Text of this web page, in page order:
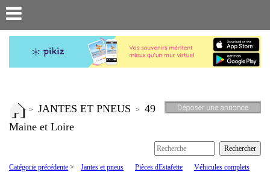
> JANTES ET PNEUS >
49
Maine et Loire
Catégorie précédente > Jantes et pneus Pièces dEstafette Véhicules complets